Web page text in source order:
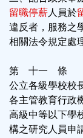
留職停薪人員於
違反者，服務之
相關法令規定處
第 十一 條
公立各級學校校
各主管教育行政
高級中等以下學
構之研究人員申